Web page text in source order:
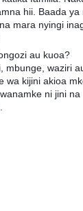
hii. Baada
mara nyingi
au kuoa?
mbunge, waziri
wa kijini akioa
ni jini